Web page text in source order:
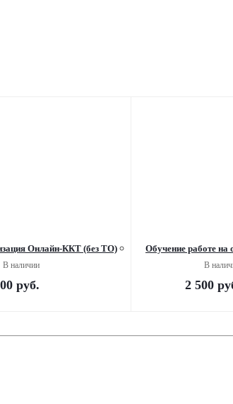
Онлайн-ККТ (без ТО)
В наличии
руб.
Обучение работе на
В
2 500